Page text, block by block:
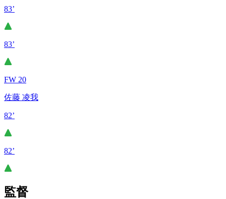
83’
83’
FW 20
佐藤 凌我
82’
82’
監督